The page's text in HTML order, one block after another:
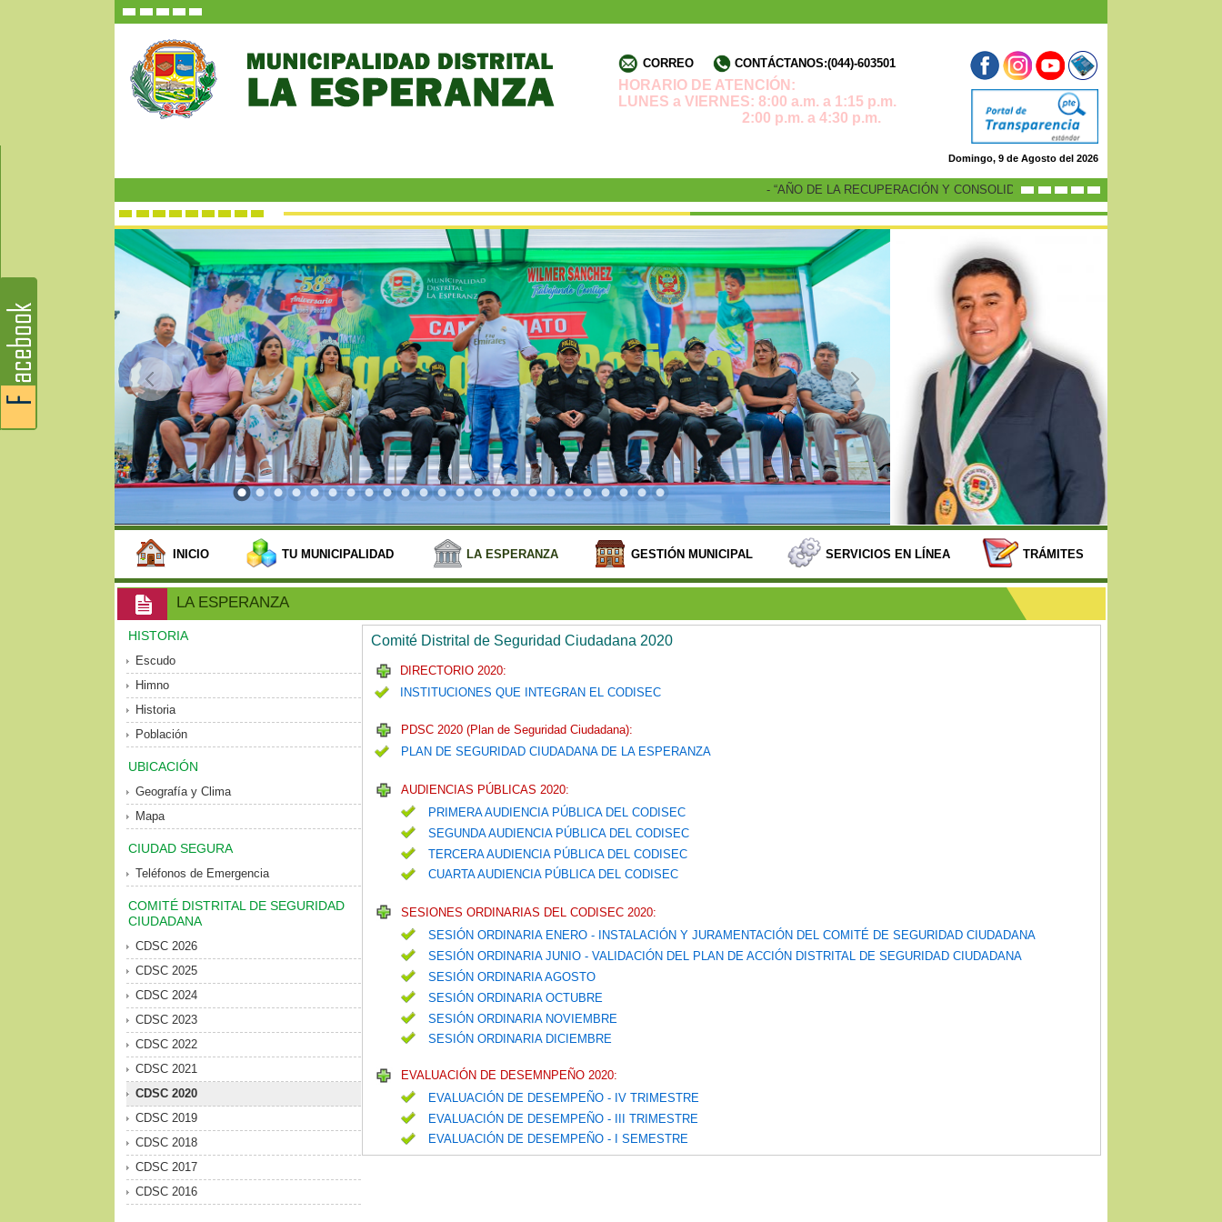
CORREO CONTÁCTANOS:(044)-603501
HORARIO DE ATENCIÓN:
LUNES a VIERNES: 8:00 a.m. a 1:15 p.m.
2:00 p.m. a 4:30 p.m.
Domingo, 9 de Agosto del 2026
- “AÑO DE LA RECUPERACIÓN Y CONSOLIDACIÓN DE LA ECONOMÍA PERUANA”
INICIO TU MUNICIPALIDAD LA ESPERANZA GESTIÓN MUNICIPAL SERVICIOS EN LÍNEA TRÁMITES
LA ESPERANZA
HISTORIA
Escudo
Himno
Historia
Población
UBICACIÓN
Geografía y Clima
Mapa
CIUDAD SEGURA
Teléfonos de Emergencia
COMITÉ DISTRITAL DE SEGURIDAD
CIUDADANA
CDSC 2026
CDSC 2025
CDSC 2024
CDSC 2023
CDSC 2022
CDSC 2021
CDSC 2020
CDSC 2019
CDSC 2018
CDSC 2017
CDSC 2016
Comité Distrital de Seguridad Ciudadana 2020
DIRECTORIO 2020:
INSTITUCIONES QUE INTEGRAN EL CODISEC
PDSC 2020 (Plan de Seguridad Ciudadana):
PLAN DE SEGURIDAD CIUDADANA DE LA ESPERANZA
AUDIENCIAS PÚBLICAS 2020:
PRIMERA AUDIENCIA PÚBLICA DEL CODISEC
SEGUNDA AUDIENCIA PÚBLICA DEL CODISEC
TERCERA AUDIENCIA PÚBLICA DEL CODISEC
CUARTA AUDIENCIA PÚBLICA DEL CODISEC
SESIONES ORDINARIAS DEL CODISEC 2020:
SESIÓN ORDINARIA ENERO - INSTALACIÓN Y JURAMENTACIÓN DEL COMITÉ DE SEGURIDAD CIUDADANA
SESIÓN ORDINARIA JUNIO - VALIDACIÓN DEL PLAN DE ACCIÓN DISTRITAL DE SEGURIDAD CIUDADANA
SESIÓN ORDINARIA AGOSTO
SESIÓN ORDINARIA OCTUBRE
SESIÓN ORDINARIA NOVIEMBRE
SESIÓN ORDINARIA DICIEMBRE
EVALUACIÓN DE DESEMNPEÑO 2020:
EVALUACIÓN DE DESEMPEÑO - IV TRIMESTRE
EVALUACIÓN DE DESEMPEÑO - III TRIMESTRE
EVALUACIÓN DE DESEMPEÑO - I SEMESTRE